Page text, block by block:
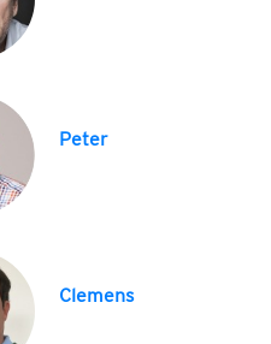
Peter
Clemens